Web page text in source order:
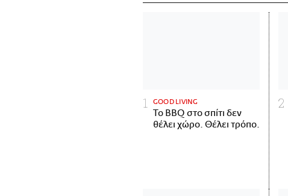
GOOD LIVING
Το BBQ στο σπίτι δεν
θέλει χώρο. Θέλει τρόπο.